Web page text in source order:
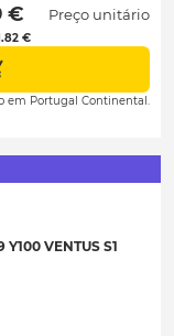
€
€
Preço unitário
em Portugal Continental.
VENTUS S1